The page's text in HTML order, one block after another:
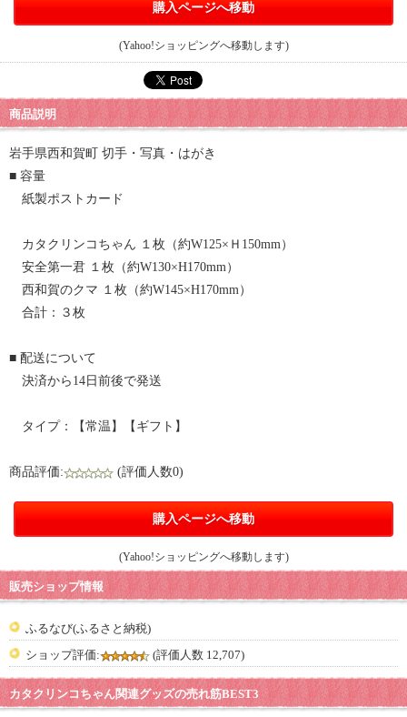
購入ページへ移動
(Yahoo!ショッピングへ移動します)
商品説明
岩手県西和賀町 切手・写真・はがき
■ 容量
紙製ポストカード
カタクリンコちゃん １枚（約W125×Ｈ150mm）
安全第一君 １枚（約W130×H170mm）
西和賀のクマ １枚（約W145×H170mm）
合計：３枚
■ 配送について
決済から14日前後で発送
タイプ：【常温】【ギフト】
商品評価: (評価人数0)
購入ページへ移動
(Yahoo!ショッピングへ移動します)
販売ショップ情報
ふるなび(ふるさと納税)
ショップ評価:
(評価人数 12,707)
カタクリンコちゃん関連グッズの売れ筋BEST3